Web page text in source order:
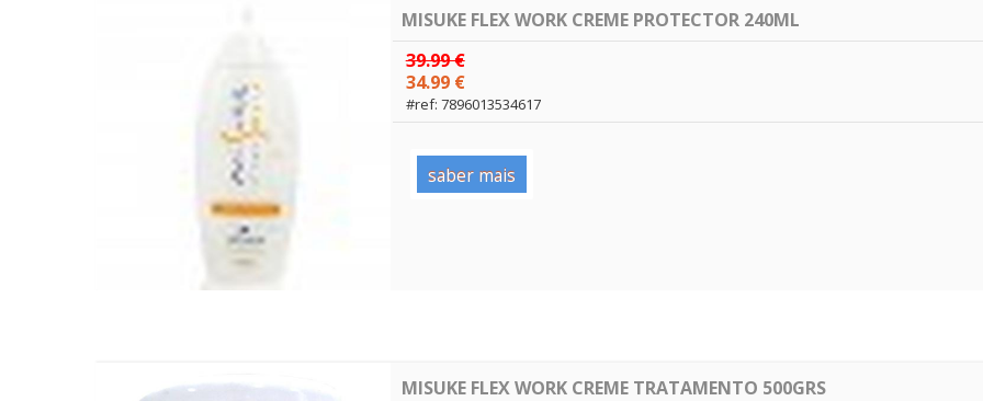
MISUKE FLEX WORK CREME PROTECTOR 240ML
39.99 €
34.99 €
#ref: 7896013534617
saber mais
MISUKE FLEX WORK CREME TRATAMENTO 500GRS